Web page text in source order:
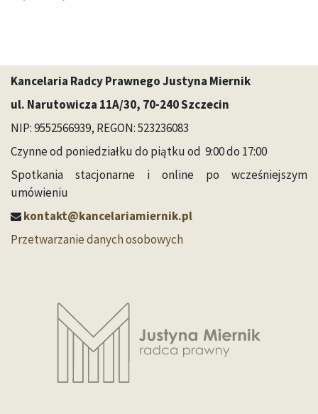
Kancelaria Radcy Prawnego Justyna Miernik
ul. Narutowicza 11A/30, 70-240 Szczecin
NIP: 9552566939, REGON: 523236083
Czynne od poniedziałku do piątku od 9:00 do 17:00
Spotkania stacjonarne i online po wcześniejszym
umówieniu
kontakt@kancelariamiernik.pl
Przetwarzanie danych osobowych